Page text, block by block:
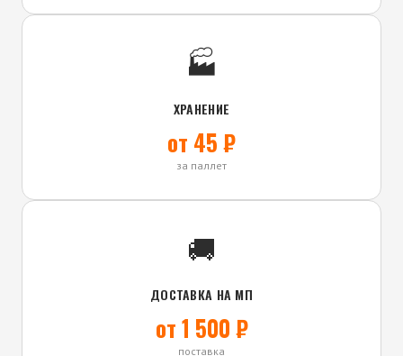
🏭
ХРАНЕНИЕ
от 45 ₽
за паллет
🚚
ДОСТАВКА НА МП
от 1 500 ₽
поставка